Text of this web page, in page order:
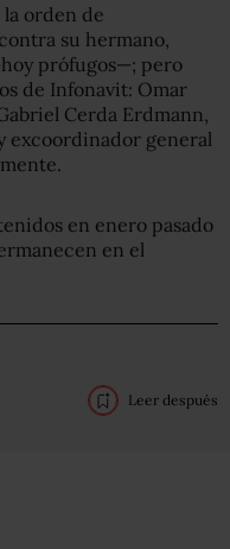
la orden de
su hermano,
prófugos—; pero
de Infonavit: Omar
Cerda Erdmann,
excoordinador general
en enero pasado
en el
Leer después